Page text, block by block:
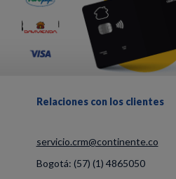
Relaciones con los clientes
servicio.crm@continente.co
Bogotá: (57) (1) 4865050